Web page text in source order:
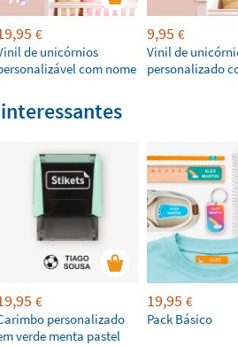
€
de unicórnios
com nome
9,95 €
Vinil de
personalizado
€
personalizado
verde menta pastel
19,95 €
Pack Básico